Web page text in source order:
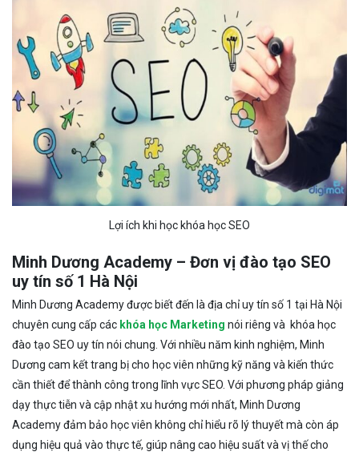
Lợi ích khi học khóa học SEO
Minh Dương Academy – Đơn vị đào tạo SEO
uy tín số 1 Hà Nội
Minh Dương Academy được biết đến là địa chỉ uy tín số 1 tại Hà Nội
chuyên cung cấp các khóa học Marketing nói riêng và khóa học
đào tạo SEO uy tín nói chung. Với nhiều năm kinh nghiệm, Minh
Dương cam kết trang bị cho học viên những kỹ năng và kiến thức
cần thiết để thành công trong lĩnh vực SEO. Với phương pháp giảng
dạy thực tiễn và cập nhật xu hướng mới nhất, Minh Dương
Academy đảm bảo học viên không chỉ hiểu rõ lý thuyết mà còn áp
dụng hiệu quả vào thực tế, giúp nâng cao hiệu suất và vị thế cho